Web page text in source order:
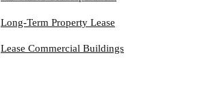
Long-Term Property Lease
Lease Commercial Buildings